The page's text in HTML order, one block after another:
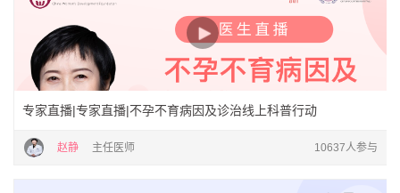
专家直播|专家直播|不孕不育病因及诊治线上科普行动
赵静 主任医师 10637人参与